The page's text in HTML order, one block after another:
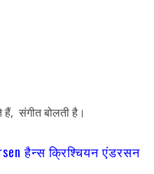
संगीत बोलती है।
हैन्स क्रिश्चियन एंडरसन